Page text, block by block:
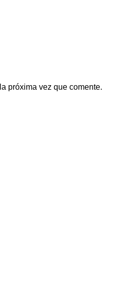
próxima vez que comente.